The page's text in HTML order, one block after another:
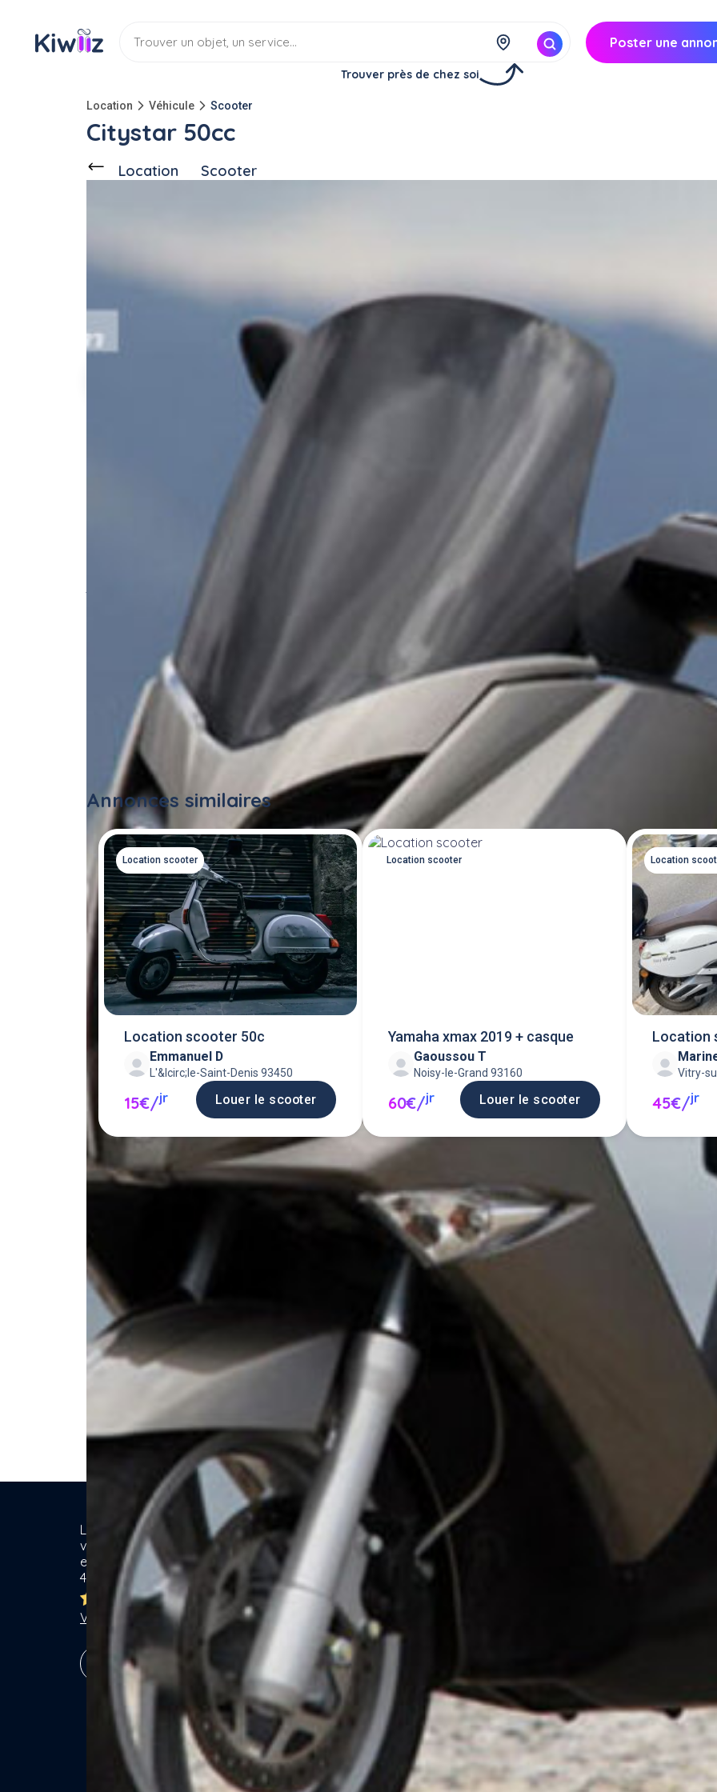
Trouver près de chez soi
Poster une
Location Véhicule Scooter
Citystar 50cc
Location Scooter
Ce voisin
250€/
Description de l'annonce
Très bon état général, toutes révisions faites
Annonces similaires
Location scooter
Location scooter 50c
Emmanuel D
L'&Icirc;le-Saint-Denis 93450
15€/jr Louer le scooter
Location scooter
Yamaha xmax 2019 + casque
Gaoussou T
Noisy-le-Grand 93160
60€/jr Louer le scooter
Location
Location
cc
Vitry-
45€/jr
Louer un scooter entre particuliers ou
scooter en location.
Location de matériel & Services entre
voisins. Voisiner, s'entraider... gagner
ensemble ! Particuliers & Professionnels.
4,8/5
Voir les 7762 avis
S'inscrire !
Catégories
Services
Location
Bricoleur
Jardinier
Garde d'animaux
Véhicules
Comment ça marche ?
Copyright - Kiwiiz.fr